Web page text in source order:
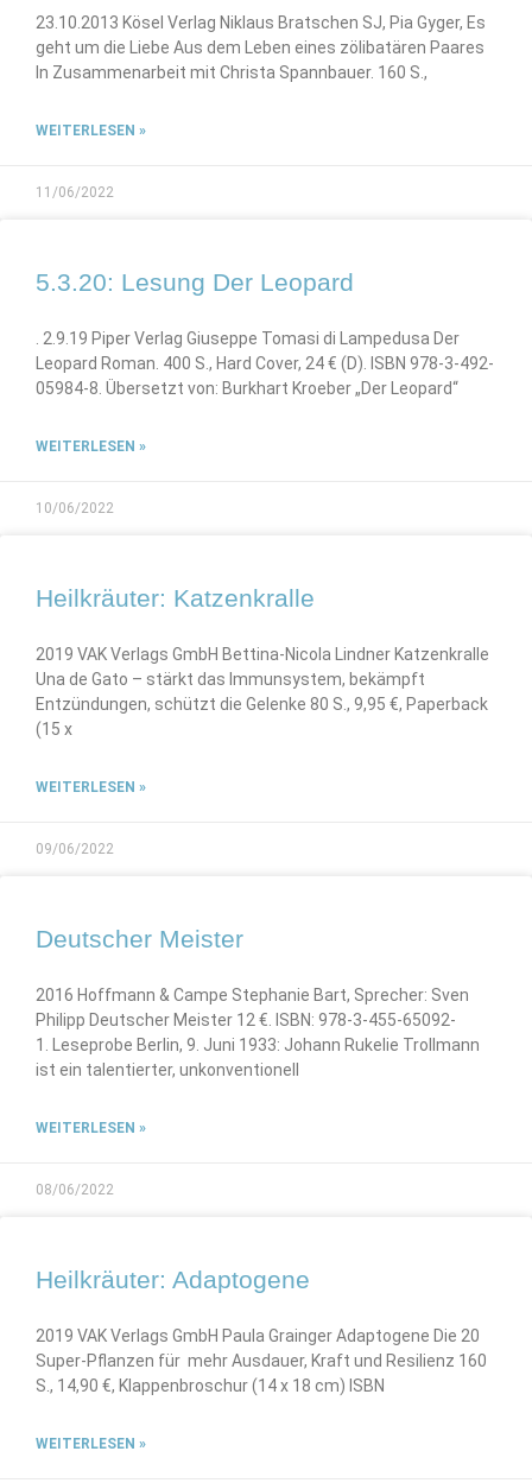
23.10.2013 Kösel Verlag Niklaus Bratschen SJ, Pia Gyger, Es
geht um die Liebe Aus dem Leben eines zölibatären Paares
In Zusammenarbeit mit Christa Spannbauer. 160 S.,
WEITERLESEN »
11/06/2022
5.3.20: Lesung Der Leopard
. 2.9.19 Piper Verlag Giuseppe Tomasi di Lampedusa Der
Leopard Roman. 400 S., Hard Cover, 24 € (D). ISBN 978-3-492-
05984-8. Übersetzt von: Burkhart Kroeber „Der Leopard“
WEITERLESEN »
10/06/2022
Heilkräuter: Katzenkralle
2019 VAK Verlags GmbH Bettina-Nicola Lindner Katzenkralle
Una de Gato – stärkt das Immunsystem, bekämpft
Entzündungen, schützt die Gelenke 80 S., 9,95 €, Paperback
(15 x
WEITERLESEN »
09/06/2022
Deutscher Meister
2016 Hoffmann & Campe Stephanie Bart, Sprecher: Sven
Philipp Deutscher Meister 12 €. ISBN: 978-3-455-65092-
1. Leseprobe Berlin, 9. Juni 1933: Johann Rukelie Trollmann
ist ein talentierter, unkonventionell
WEITERLESEN »
08/06/2022
Heilkräuter: Adaptogene
2019 VAK Verlags GmbH Paula Grainger Adaptogene Die 20
Super-Pflanzen für mehr Ausdauer, Kraft und Resilienz 160
S., 14,90 €, Klappenbroschur (14 x 18 cm) ISBN
WEITERLESEN »